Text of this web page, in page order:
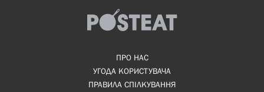
ПРО НАС
УГОДА КОРИСТУВАЧА
ПРАВИЛА СПІЛКУВАННЯ